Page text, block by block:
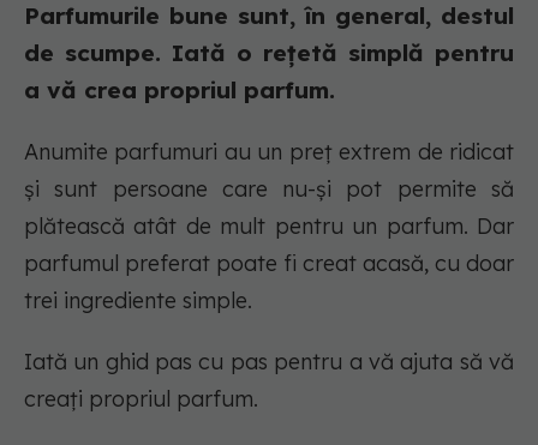
Parfumurile bune sunt, în general, destul
de scumpe. Iată o rețetă simplă pentru
a vă crea propriul parfum.
Anumite parfumuri au un preț extrem de ridicat
și sunt persoane care nu-și pot permite să
plătească atât de mult pentru un parfum. Dar
parfumul preferat poate fi creat acasă, cu doar
trei ingrediente simple.
Iată un ghid pas cu pas pentru a vă ajuta să vă
creați propriul parfum.